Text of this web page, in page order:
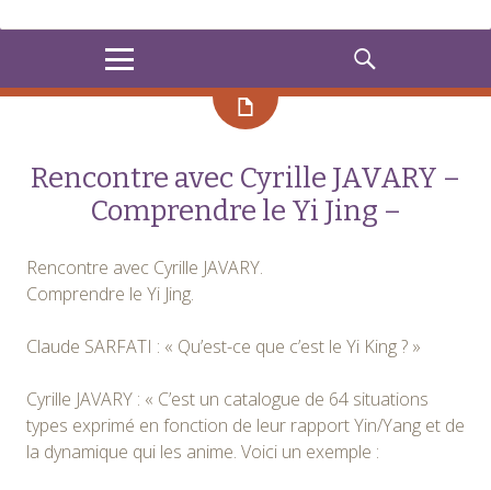
RECHERCHE
Rencontre avec Cyrille JAVARY –
Comprendre le Yi Jing –
Rencontre avec Cyrille JAVARY.
Comprendre le Yi Jing.
Claude SARFATI : « Qu’est-ce que c’est le Yi King ? »
Cyrille JAVARY : « C’est un catalogue de 64 situations
types exprimé en fonction de leur rapport Yin/Yang et de
la dynamique qui les anime. Voici un exemple :